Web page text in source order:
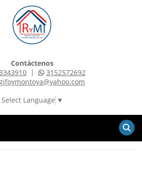
Contáctenos
|
3152572692
Select Language ▼